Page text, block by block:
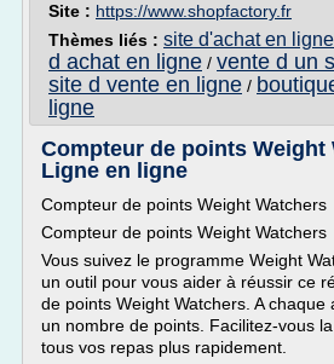
Site : https://www.shopfactory.fr
Thèmes liés : site d'achat en
d achat en ligne / vente d un
site d vente en ligne /
ligne
Compteur de points Weight
Ligne en ligne
Compteur de points Weight Watchers
Compteur de points Weight Watchers
Vous suivez le programme Weight
un outil pour vous aider à réussir ce
de points Weight Watchers. A chaque
un nombre de points. Facilitez-vous
tous vos repas plus rapidement.